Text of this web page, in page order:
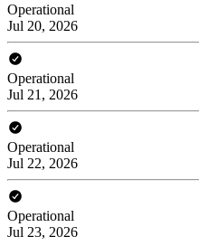
Operational
Jul 20, 2026
Operational
Jul 21, 2026
Operational
Jul 22, 2026
Operational
Jul 23, 2026